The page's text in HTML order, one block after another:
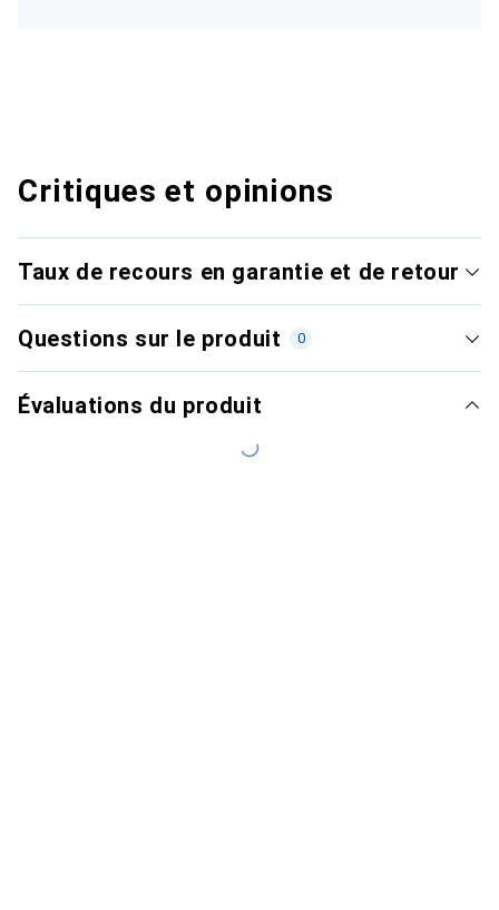
Critiques et opinions
Taux de recours en garantie et de retour
Questions sur le produit 0
Évaluations du produit